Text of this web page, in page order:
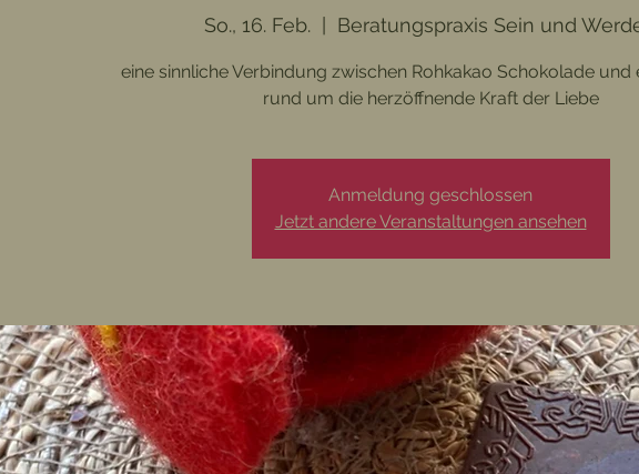
So., 16. Feb. Beratungspraxis Sein und
eine sinnliche Verbindung zwischen Rohkakao Schokolade und
rund um die herzöffnende Kraft der Liebe
Anmeldung geschlossen
Jetzt andere Veranstaltungen ansehen